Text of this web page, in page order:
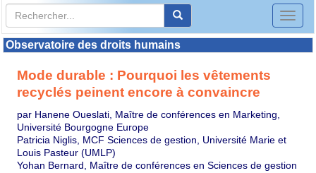
Toggle
Observatoire des droits humains
Mode durable : Pourquoi les vêtements
recyclés peinent encore à convaincre
par Hanene Oueslati, Maître de conférences en Marketing,
Université Bourgogne Europe
Patricia Niglis, MCF Sciences de gestion, Université Marie et
Louis Pasteur (UMLP)
Yohan Bernard, Maître de conférences en Sciences de gestion